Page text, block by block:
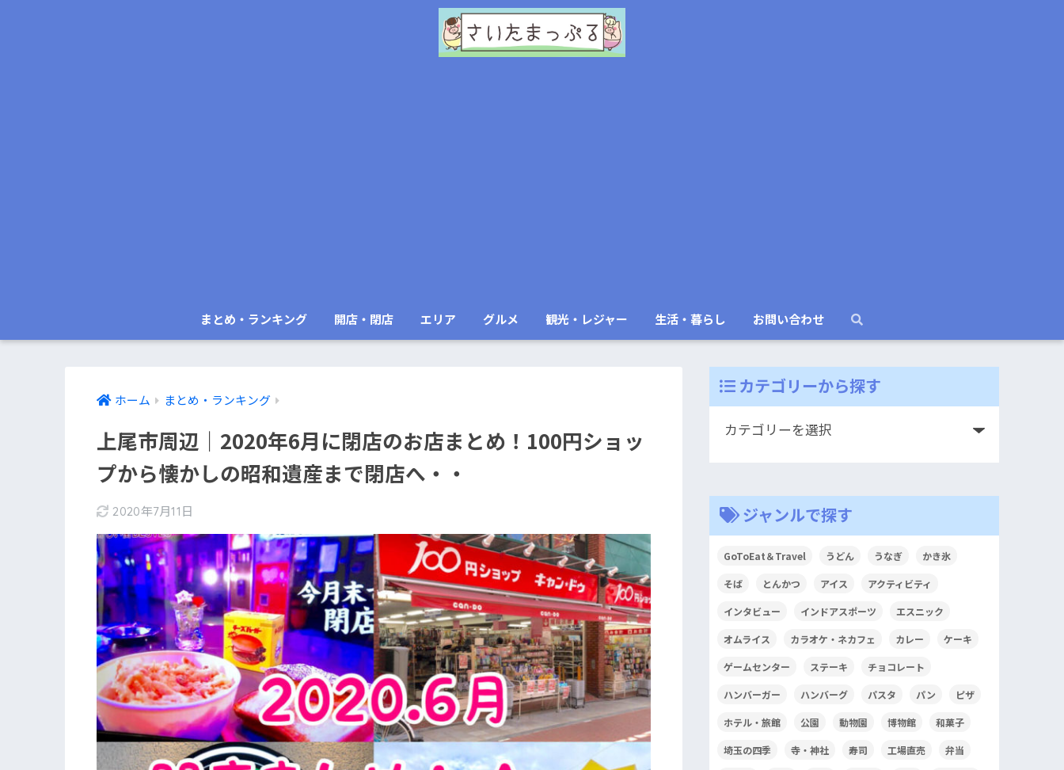
まとめ・ランキング 開店・閉店 エリア グルメ 観光・レジャー 生活・暮らし お問い合わせ
ホーム まとめ・ランキング
上尾市周辺｜2020年6月に閉店のお店まとめ！100円ショッ
プから懐かしの昭和遺産まで閉店へ・・
2020年7月11日
カテゴリーから探す
ジャンルで探す
GoToEat＆Travel うどん うなぎ かき氷
そば とんかつ アイス アクティビティ
インタビュー インドアスポーツ エスニック
オムライス カラオケ・ネカフェ カレー ケーキ
ゲームセンター ステーキ チョコレート
ハンバーガー ハンバーグ パスタ パン ピザ
ホテル・旅館 公園 動物園 博物館 和菓子
埼玉の四季 寺・神社 寿司 工場直売 弁当